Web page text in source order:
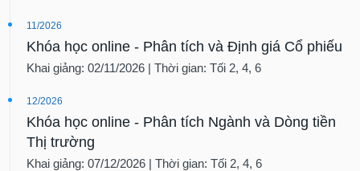
11/2026
Khóa học online - Phân tích và Định giá Cổ phiếu
Khai giảng: 02/11/2026 | Thời gian: Tối 2, 4, 6
12/2026
Khóa học online - Phân tích Ngành và Dòng tiền
Thị trường
Khai giảng: 07/12/2026 | Thời gian: Tối 2, 4, 6